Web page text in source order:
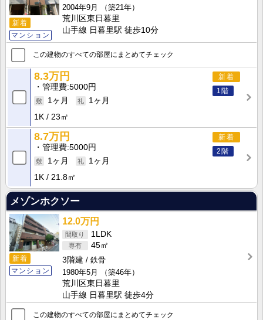
新着
マンション
2004年9月
（築21年）
荒川区東日暮里
山手線 日暮里駅 徒歩10分
この建物のすべての部屋にまとめてチェック
新着
1階
8.3万円
管理費 5000円
1ヶ月
1ヶ月
1K
23㎡
新着
2階
8.7万円
管理費 5000円
1ヶ月
1ヶ月
1K
21.8㎡
メゾンホクソー
新着
マンション
12.0万円
1LDK
45㎡
3階建
鉄骨
1980年5月
（築46年）
荒川区東日暮里
山手線 日暮里駅 徒歩4分
この建物のすべての部屋にまとめてチェック